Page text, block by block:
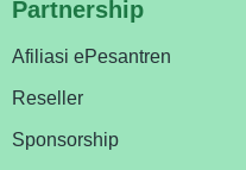
Partnership
Afiliasi ePesantren
Reseller
Sponsorship